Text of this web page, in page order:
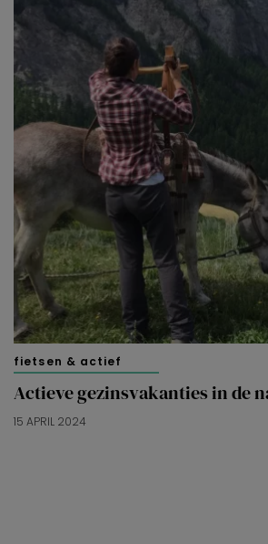
fietsen & actief
Actieve gezinsvakanties in de
15 APRIL 2024